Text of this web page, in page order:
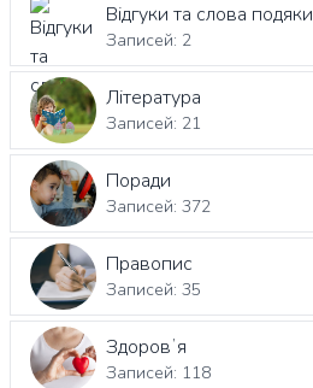
Відгуки та слова подяки
Записей: 2
Література
Записей: 21
Поради
Записей: 372
Правопис
Записей: 35
Здоровʼя
Записей: 118